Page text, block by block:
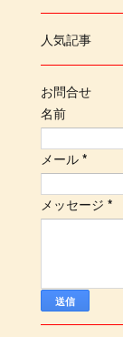
人気記事
お問合せ
名前
メール *
メッセージ *